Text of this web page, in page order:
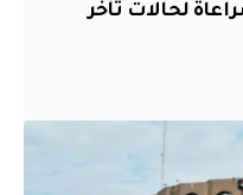
لحالات تأخر